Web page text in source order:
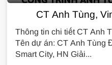
CT Anh Tùng,
Thông tin chi tiết CT Anh
Tên dự án: CT Anh Tùng
Smart City, HN Giải...